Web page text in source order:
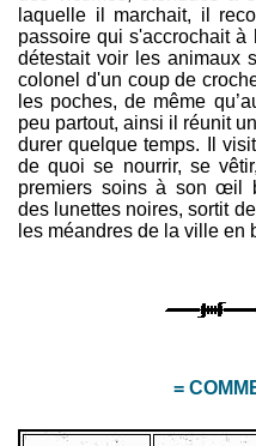
laquelle il marchait, il
passoire qui s'accrochait à
détestait voir les animaux
colonel d'un coup de
les poches, de même
peu partout, ainsi il réunit
durer quelque temps. Il
de quoi se nourrir, se
premiers soins à son œil
des lunettes noires, sortit
les méandres de la ville en
=